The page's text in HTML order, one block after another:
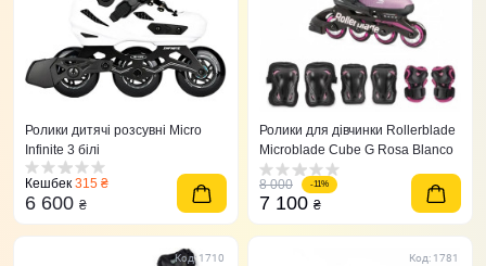
Ролики дитячі розсувні Micro
Infinite 3 білі
Кешбек 315 ₴
6 600 ₴
Ролики для дівчинки Rollerblade
Microblade Cube G Rosa Blanco
8 000 -11%
7 100 ₴
Код: 1710 Код: 1781